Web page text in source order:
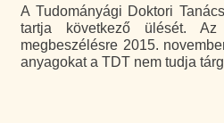
A Tudományági Doktori
tartja következő ülését. Az
megbeszélésre 2015.
anyagokat a TDT nem tudja